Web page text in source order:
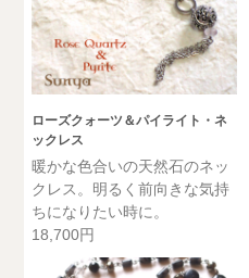
ローズクォーツ＆パイライト・ネ
ックレス
暖かな色合いの天然石のネッ
クレス。明るく前向きな気持
ちになりたい時に。
18,700円